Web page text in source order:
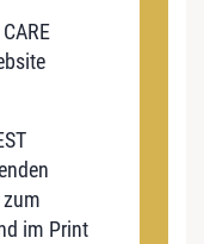
im Print